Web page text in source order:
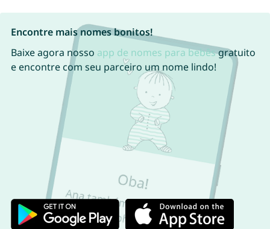
Encontre mais nomes bonitos!
Baixe agora nosso app de nomes para bebêsgratuito
e encontre com seu parceiro um nome lindo!